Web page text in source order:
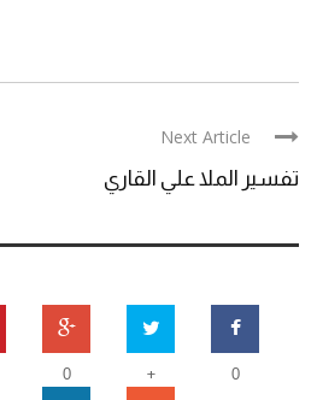
Next Article
تفسير الملا علي القاري
0
+
0